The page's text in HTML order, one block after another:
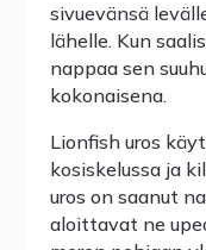
sivuevänsä
lähelle. Kun
nappaa sen
kokonaisena.
Lionfish uros
kosiskelussa ja
uros on saanut
aloittavat ne